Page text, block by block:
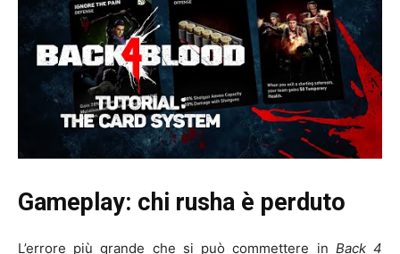
Gameplay: chi rusha è perduto
L’errore più grande che si può commettere in Back 4